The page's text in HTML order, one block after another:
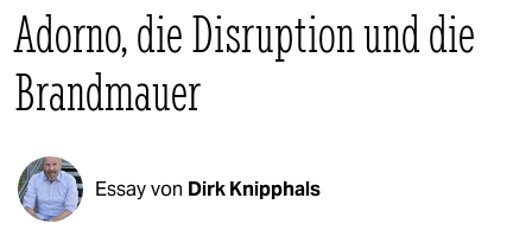
politik
öko
gesellschaft
kultur
Adorno, die Disruption und die
Brandmauer
Essay von Dirk Knipphals